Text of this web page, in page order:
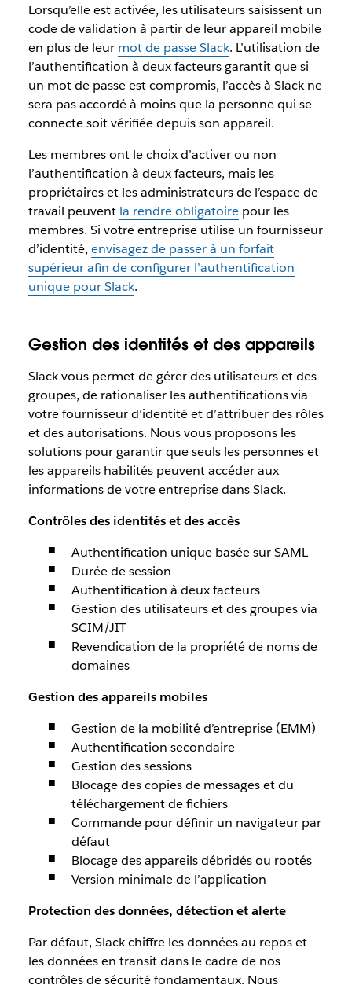
Lorsqu’elle est activée, les utilisateurs saisissent un
code de validation à partir de leur appareil mobile
en plus de leur mot de passe Slack. L’utilisation de
l’authentification à deux facteurs garantit que si
un mot de passe est compromis, l’accès à Slack ne
sera pas accordé à moins que la personne qui se
connecte soit vérifiée depuis son appareil.
Les membres ont le choix d’activer ou non
l’authentification à deux facteurs, mais les
propriétaires et les administrateurs de l’espace de
travail peuvent la rendre obligatoirepour les
membres. Si votre entreprise utilise un fournisseur
d’identité, envisagez de passer à un forfait
supérieur afin de configurer l’authentification
unique pour Slack.
Gestion des identités et des appareils
Slack vous permet de gérer des utilisateurs et des
groupes, de rationaliser les authentifications via
votre fournisseur d’identité et d’attribuer des rôles
et des autorisations. Nous vous proposons les
solutions pour garantir que seuls les personnes et
les appareils habilités peuvent accéder aux
informations de votre entreprise dans Slack.
Contrôles des identités et des accès
Authentification unique basée sur SAML
Durée de session
Authentification à deux facteurs
Gestion des utilisateurs et des groupes via
SCIM/JIT
Revendication de la propriété de noms de
domaines
Gestion des appareils mobiles
Gestion de la mobilité d’entreprise (EMM)
Authentification secondaire
Gestion des sessions
Blocage des copies de messages et du
téléchargement de fichiers
Commande pour définir un navigateur par
défaut
Blocage des appareils débridés ou rootés
Version minimale de l’application
Protection des données, détection et alerte
Par défaut, Slack chiffre les données au repos et
les données en transit dans le cadre de nos
contrôles de sécurité fondamentaux. Nous